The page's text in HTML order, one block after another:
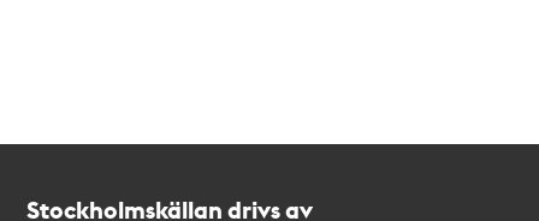
Stockholmskällan drivs av